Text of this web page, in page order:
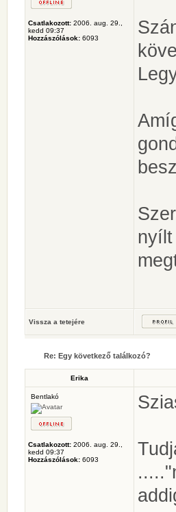
Csatlakozott: 2006. aug. 29.,
kedd 09:37
Hozzászólások: 6093
Vissza a tetejére
Re: Egy következő találkozó?
Erika
Bentlakó
Csatlakozott: 2006. aug. 29.,
kedd 09:37
Hozzászólások: 6093